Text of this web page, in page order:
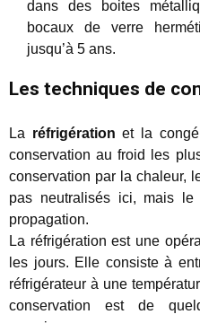
dans des boites
bocaux de verre
jusqu’à 5 ans.
Les techniques de
La réfrigération et la
conservation au froid les
conservation par la chaleur,
pas neutralisés ici, mais
propagation.
La réfrigération est une
les jours. Elle consiste à
réfrigérateur à une
conservation est de